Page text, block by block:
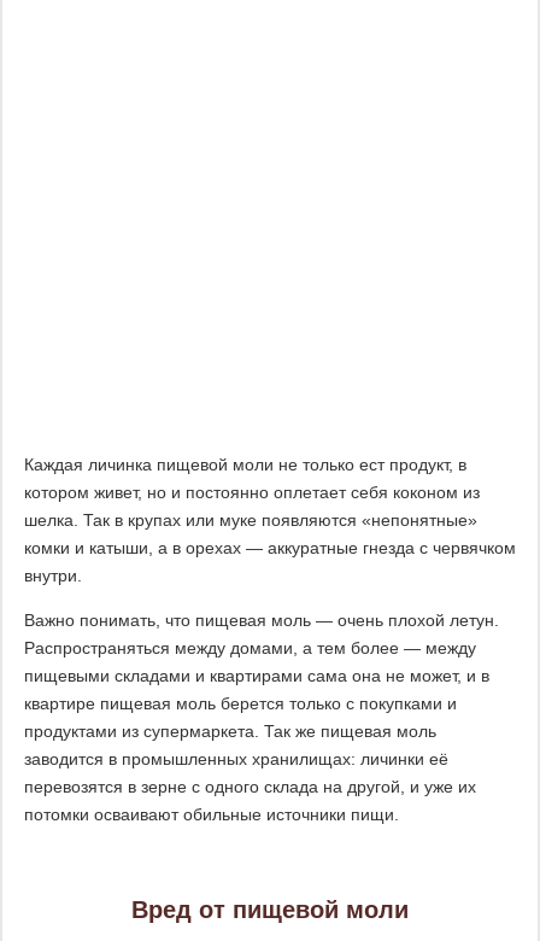
Каждая личинка пищевой моли не только ест продукт, в
котором живет, но и постоянно оплетает себя коконом из
шелка. Так в крупах или муке появляются «непонятные»
комки и катыши, а в орехах — аккуратные гнезда с червячком
внутри.
Важно понимать, что пищевая моль — очень плохой летун.
Распространяться между домами, а тем более — между
пищевыми складами и квартирами сама она не может, и в
квартире пищевая моль берется только с покупками и
продуктами из супермаркета. Так же пищевая моль
заводится в промышленных хранилищах: личинки её
перевозятся в зерне с одного склада на другой, и уже их
потомки осваивают обильные источники пищи.
Вред от пищевой моли